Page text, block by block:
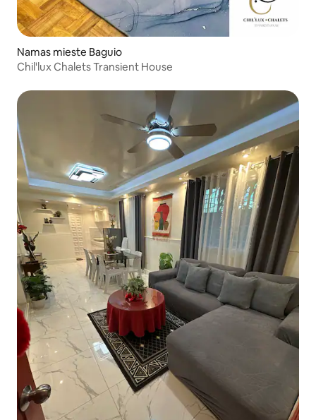
Namas mieste Baguio
Chil'lux Chalets Transient House